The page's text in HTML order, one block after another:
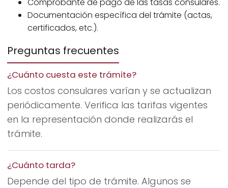
Documentación específica del trámite (actas,
certificados, etc.).
Preguntas frecuentes
¿Cuánto cuesta este trámite?
Los costos consulares varían y se actualizan
periódicamente. Verifica las tarifas vigentes
en la representación donde realizarás el
trámite.
¿Cuánto tarda?
Depende del tipo de trámite. Algunos se